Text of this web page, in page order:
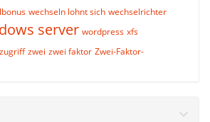
wechseln lohnt sich wechselrichter
server wordpress xfs
zugriff zwei zwei faktor Zwei-Faktor-